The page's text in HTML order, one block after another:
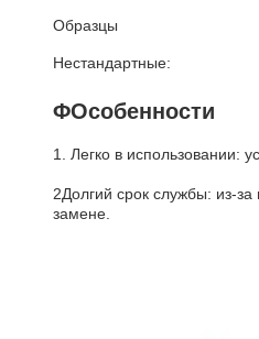
Образцы
Нестандартные:
ΦОсобенности
1. Легко в использовании:
2Долгий срок службы: из-
замене.